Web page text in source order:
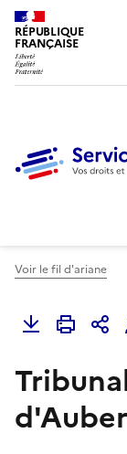
RÉPUBLIQUE
FRANÇAISE
Voir le fil d'ariane